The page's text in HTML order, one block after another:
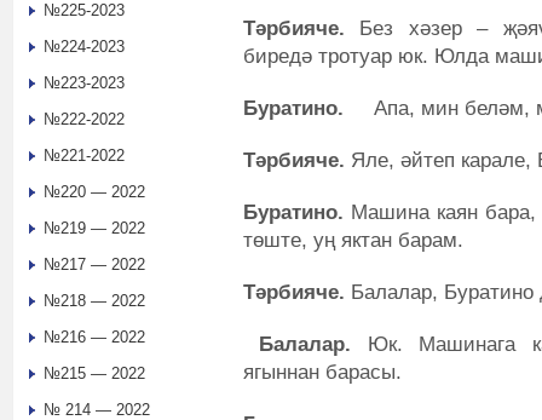
Тәрбияче. Без хәзер –
биредә тротуар юк. Юлда
Буратино. Апа, мин беләм,
Тәрбияче. Яле, әйтеп карале,
Буратино. Машина каян
төште, уң яктан барам.
Тәрбияче. Балалар,
Балалар. Юк. Машинага
ягыннан барасы.
№225-2023
№224-2023
№223-2023
№222-2022
№221-2022
№220 — 2022
№219 — 2022
№217 — 2022
№218 — 2022
№216 — 2022
№215 — 2022
№ 214 — 2022